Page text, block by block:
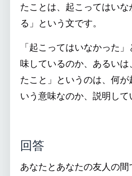
たことは、起こってはい
る」という文です。
「起こってはいなかった
味しているのか、あるい
たこと」というのは、何が
いう意味なのか、説明して
回答
あなたとあなたの友人の